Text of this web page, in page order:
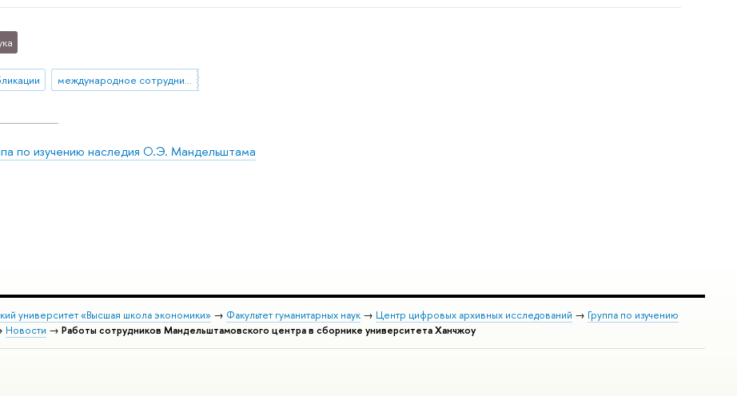
международное сотрудничество
по изучению наследия О.Э. Мандельштама
университет «Высшая школа экономики» → Факультет гуманитарных наук → Центр цифровых архивных исследований → Группа по изучению
Новости → Работы сотрудников Мандельштамовского центра в сборнике университета Ханчжоу